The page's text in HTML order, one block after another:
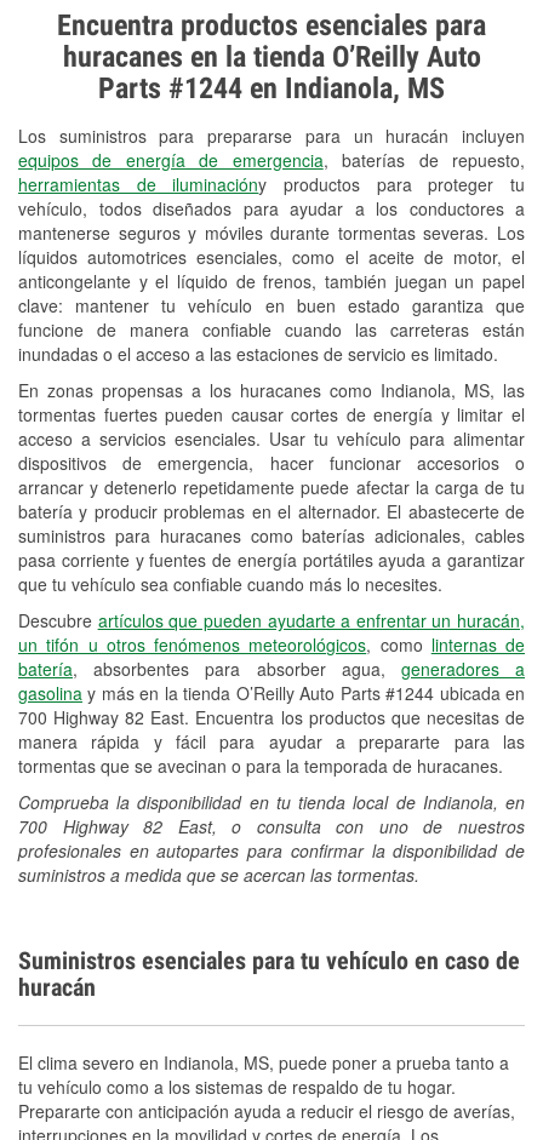
Encuentra productos esenciales para
huracanes en la tienda O’Reilly Auto
Parts #1244 en Indianola, MS
Los suministros para prepararse para un huracán incluyen
equipos de energía de emergencia, baterías de repuesto,
herramientas de iluminacióny productos para proteger tu
vehículo, todos diseñados para ayudar a los conductores a
mantenerse seguros y móviles durante tormentas severas. Los
líquidos automotrices esenciales, como el aceite de motor, el
anticongelante y el líquido de frenos, también juegan un papel
clave: mantener tu vehículo en buen estado garantiza que
funcione de manera confiable cuando las carreteras están
inundadas o el acceso a las estaciones de servicio es limitado.
En zonas propensas a los huracanes como Indianola, MS, las
tormentas fuertes pueden causar cortes de energía y limitar el
acceso a servicios esenciales. Usar tu vehículo para alimentar
dispositivos de emergencia, hacer funcionar accesorios o
arrancar y detenerlo repetidamente puede afectar la carga de tu
batería y producir problemas en el alternador. El abastecerte de
suministros para huracanes como baterías adicionales, cables
pasa corriente y fuentes de energía portátiles ayuda a garantizar
que tu vehículo sea confiable cuando más lo necesites.
Descubre artículos que pueden ayudarte a enfrentar un huracán,
un tifón u otros fenómenos meteorológicos, como linternas de
batería, absorbentes para absorber agua, generadores a
gasolina y más en la tienda O’Reilly Auto Parts #1244 ubicada en
700 Highway 82 East. Encuentra los productos que necesitas de
manera rápida y fácil para ayudar a prepararte para las
tormentas que se avecinan o para la temporada de huracanes.
Comprueba la disponibilidad en tu tienda local de Indianola, en
700 Highway 82 East, o consulta con uno de nuestros
profesionales en autopartes para confirmar la disponibilidad de
suministros a medida que se acercan las tormentas.
Prueba de alternadores y
arrancadores
Revisión de la luz "Check Engine"
Reciclaje de baterías y aceite
Instalación de bombillas de faros
Instalación de limpiaparabrisas
Programa de Préstamo de
Herramientas
Rectificación de tambores y discos de
freno
Hurricane Supplies
Conoce más
Suministros esenciales para tu vehículo en caso de
huracán
El clima severo en Indianola, MS, puede poner a prueba tanto a
tu vehículo como a los sistemas de respaldo de tu hogar.
Prepararte con anticipación ayuda a reducir el riesgo de averías,
interrupciones en la movilidad y cortes de energía. Los